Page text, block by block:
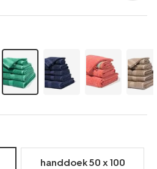
handdoek 50 x 100